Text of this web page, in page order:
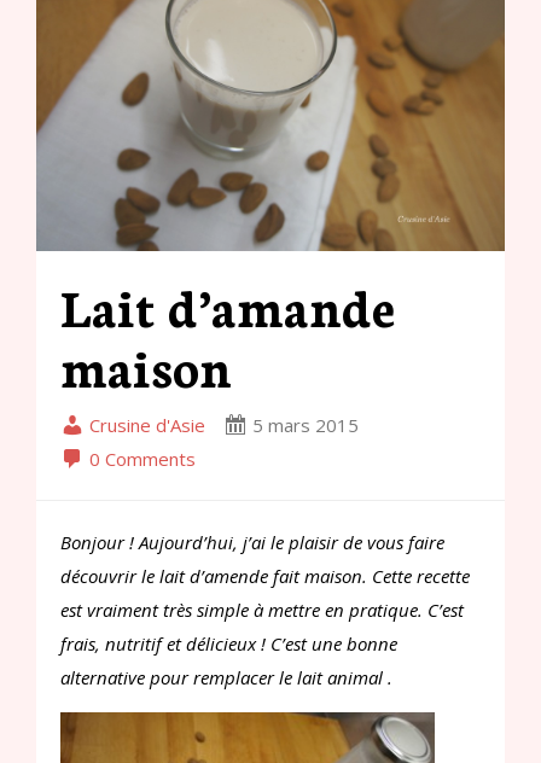
Lait d’amande
maison
Crusine d'Asie
5 mars 2015
0 Comments
Bonjour ! Aujourd’hui, j’ai le plaisir de vous faire
découvrir le lait d’amende fait maison. Cette recette
est vraiment très simple à mettre en pratique. C’est
frais, nutritif et délicieux ! C’est une bonne
alternative pour remplacer le lait animal .